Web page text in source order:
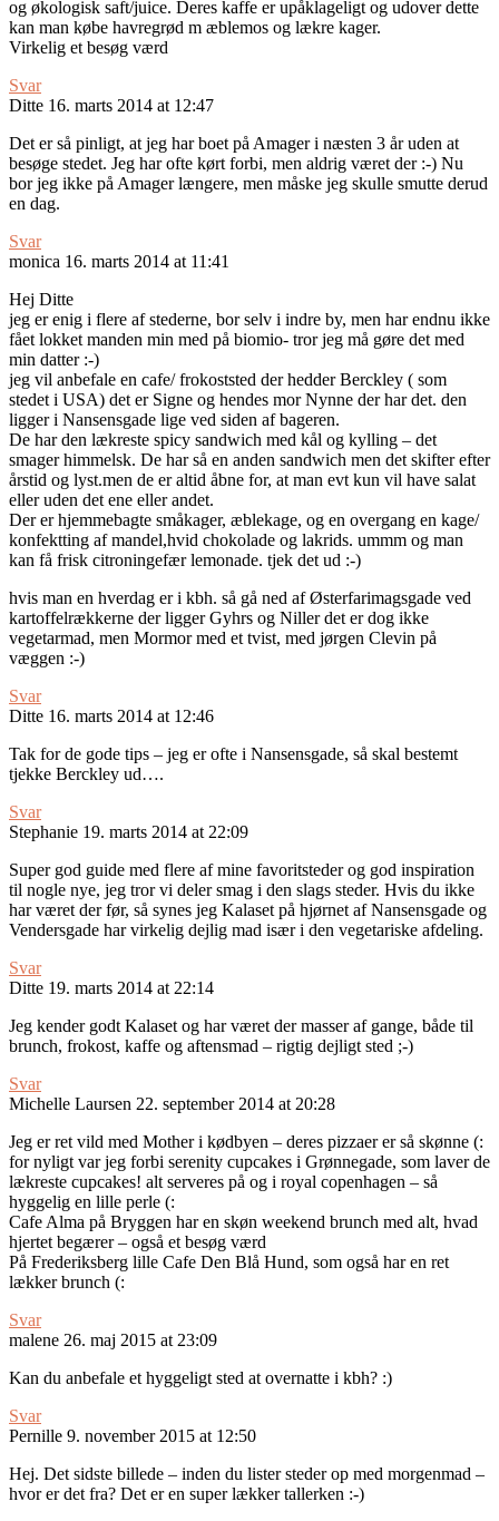
og økologisk saft/juice. Deres kaffe er upåklageligt og udover dette
kan man købe havregrød m æblemos og lækre kager.
Virkelig et besøg værd
Svar
Ditte 16. marts 2014 at 12:47
Det er så pinligt, at jeg har boet på Amager i næsten 3 år uden at
besøge stedet. Jeg har ofte kørt forbi, men aldrig været der :-) Nu
bor jeg ikke på Amager længere, men måske jeg skulle smutte derud
en dag.
Svar
monica 16. marts 2014 at 11:41
Hej Ditte
jeg er enig i flere af stederne, bor selv i indre by, men har endnu ikke
fået lokket manden min med på biomio- tror jeg må gøre det med
min datter :-)
jeg vil anbefale en cafe/ frokoststed der hedder Berckley ( som
stedet i USA) det er Signe og hendes mor Nynne der har det. den
ligger i Nansensgade lige ved siden af bageren.
De har den lækreste spicy sandwich med kål og kylling – det
smager himmelsk. De har så en anden sandwich men det skifter efter
årstid og lyst.men de er altid åbne for, at man evt kun vil have salat
eller uden det ene eller andet.
Der er hjemmebagte småkager, æblekage, og en overgang en kage/
konfektting af mandel,hvid chokolade og lakrids. ummm og man
kan få frisk citroningefær lemonade. tjek det ud :-)
hvis man en hverdag er i kbh. så gå ned af Østerfarimagsgade ved
kartoffelrækkerne der ligger Gyhrs og Niller det er dog ikke
vegetarmad, men Mormor med et tvist, med jørgen Clevin på
væggen :-)
Svar
Ditte 16. marts 2014 at 12:46
Tak for de gode tips – jeg er ofte i Nansensgade, så skal bestemt
tjekke Berckley ud….
Svar
Stephanie 19. marts 2014 at 22:09
Super god guide med flere af mine favoritsteder og god inspiration
til nogle nye, jeg tror vi deler smag i den slags steder. Hvis du ikke
har været der før, så synes jeg Kalaset på hjørnet af Nansensgade og
Vendersgade har virkelig dejlig mad især i den vegetariske afdeling.
Svar
Ditte 19. marts 2014 at 22:14
Jeg kender godt Kalaset og har været der masser af gange, både til
brunch, frokost, kaffe og aftensmad – rigtig dejligt sted ;-)
Svar
Michelle Laursen 22. september 2014 at 20:28
Jeg er ret vild med Mother i kødbyen – deres pizzaer er så skønne (:
for nyligt var jeg forbi serenity cupcakes i Grønnegade, som laver de
lækreste cupcakes! alt serveres på og i royal copenhagen – så
hyggelig en lille perle (:
Cafe Alma på Bryggen har en skøn weekend brunch med alt, hvad
hjertet begærer – også et besøg værd
På Frederiksberg lille Cafe Den Blå Hund, som også har en ret
lækker brunch (:
Svar
malene 26. maj 2015 at 23:09
Kan du anbefale et hyggeligt sted at overnatte i kbh? :)
Svar
Pernille 9. november 2015 at 12:50
Hej. Det sidste billede – inden du lister steder op med morgenmad –
hvor er det fra? Det er en super lækker tallerken :-)